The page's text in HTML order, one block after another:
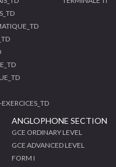
ANGLOPHONE SECTION
GCE ORDINARY LEVEL
GCE ADVANCED LEVEL
FORM I